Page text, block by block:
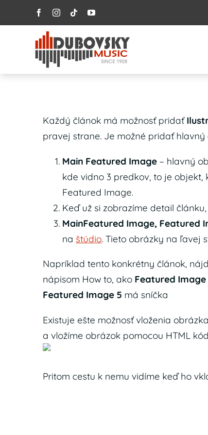
to
Každý článok má možnosť pridať
pravej strane. Je možné pridať
Main Featured Image – hlavný
kde vidno 3 predkov, to je
Featured Image.
Keď už si zobrazíme detail
MainFeatured Image, Featured
na štúdio. Tieto obrázky na ľavej
Napríklad tento konkrétny článok,
nápisom How to, ako Featured Image
Featured Image 5 má sníčka
Existuje ešte možnosť vloženia
a vložíme obrázok pomocou HTML
Pritom cestu k nemu vidíme keď ho